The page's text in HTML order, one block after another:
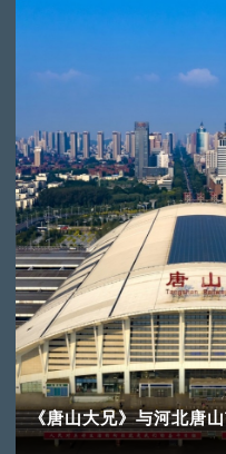
《唐山大兄》与河北唐